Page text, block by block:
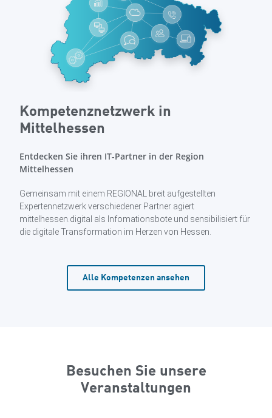
Kompetenznetzwerk in
Mittelhessen
Entdecken Sie ihren IT-Partner in der Region
Mittelhessen
Gemeinsam mit einem REGIONAL breit aufgestellten
Expertennetzwerk verschiedener Partner agiert
mittelhessen.digital als Infomationsbote und sensibilisiert für
die digitale Transformation im Herzen von Hessen.
Alle Kompetenzen ansehen
Besuchen Sie unsere
Veranstaltungen